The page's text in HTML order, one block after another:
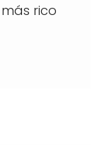
rico